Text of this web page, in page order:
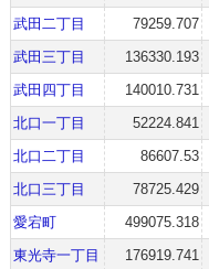
武田二丁目
79259.707
武田三丁目
136330.193
武田四丁目
140010.731
北口一丁目
52224.841
北口二丁目
86607.53
北口三丁目
78725.429
愛宕町
499075.318
東光寺一丁目
176919.741